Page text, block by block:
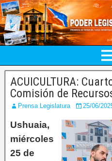
ACUICULTURA:
Comisión de
Prensa Legislatura 25/06/
Ushuaia,
miércoles
25 de